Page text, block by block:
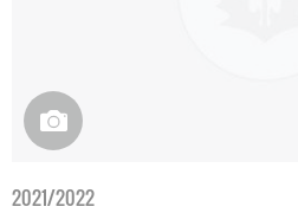
2021/2022